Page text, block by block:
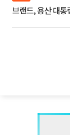
브랜드, 용산 대통